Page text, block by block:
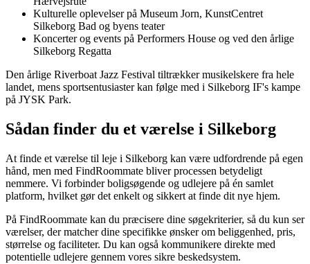
Kulturelle oplevelser på Museum Jorn, KunstCentret
Silkeborg Bad og byens teater
Koncerter og events på Performers House og ved den årlige
Silkeborg Regatta
Den årlige Riverboat Jazz Festival tiltrækker musikelskere fra hele
landet, mens sportsentusiaster kan følge med i Silkeborg IF's kampe
på JYSK Park.
Sådan finder du et værelse i Silkeborg
At finde et værelse til leje i Silkeborg kan være udfordrende på egen
hånd, men med FindRoommate bliver processen betydeligt
nemmere. Vi forbinder boligsøgende og udlejere på én samlet
platform, hvilket gør det enkelt og sikkert at finde dit nye hjem.
På FindRoommate kan du præcisere dine søgekriterier, så du kun ser
værelser, der matcher dine specifikke ønsker om beliggenhed, pris,
størrelse og faciliteter. Du kan også kommunikere direkte med
potentielle udlejere gennem vores sikre beskedsystem.